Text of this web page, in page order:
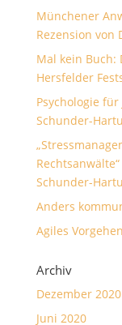
Münchener
Rezension von
Mal kein Buch:
Hersfelder
Psychologie
Schunder-
Schunder-
Anders
Agiles
Archiv
Dezember 2020
Juni 2020